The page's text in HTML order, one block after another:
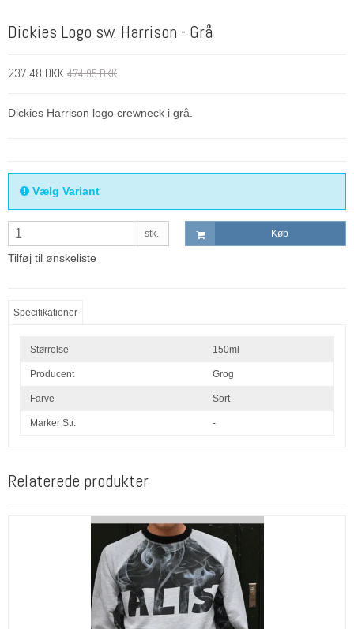
Dickies Logo sw. Harrison - Grå
237,48 DKK 474,95 DKK
Dickies Harrison logo crewneck i grå.
Vælg Variant
stk. Køb
Tilføj til ønskeliste
Specifikationer
Størrelse 150ml
Producent Grog
Farve Sort
Marker Str. -
Relaterede produkter